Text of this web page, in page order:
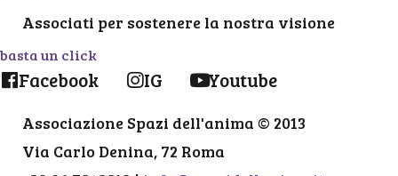
Associati per sostenere la nostra visione
basta un click
Facebook IG Youtube
Associazione Spazi dell'anima © 2013
Via Carlo Denina, 72 Roma